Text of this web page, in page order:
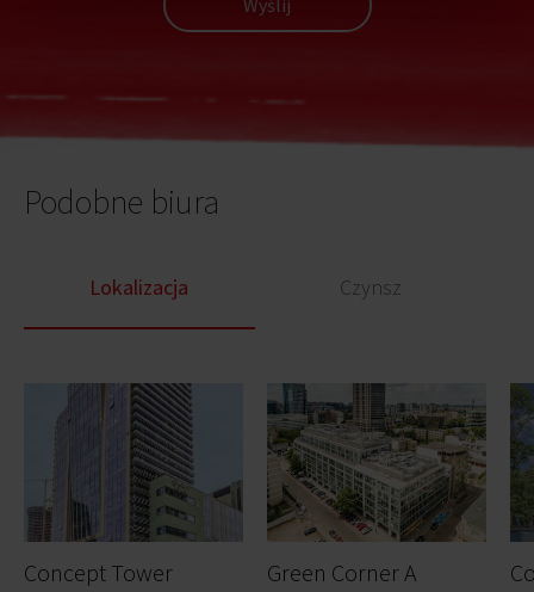
Wyślij
Podobne biura
Lokalizacja Czynsz
Concept Tower Green Corner A